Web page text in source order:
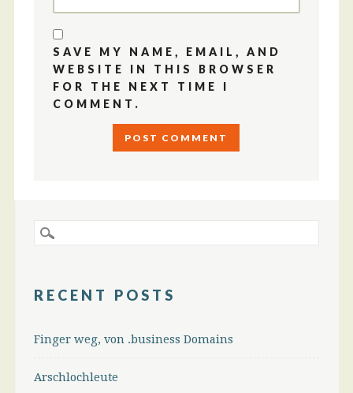
SAVE MY NAME, EMAIL, AND
WEBSITE IN THIS BROWSER
FOR THE NEXT TIME I
COMMENT.
RECENT POSTS
Finger weg, von .business Domains
Arschlochleute